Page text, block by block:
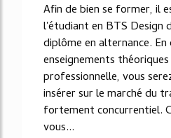
Afin de bien se former, il
l'étudiant en BTS Design
diplôme en alternance.
enseignements
professionnelle, vous
insérer sur le marché du
fortement concurrentiel.
vous...